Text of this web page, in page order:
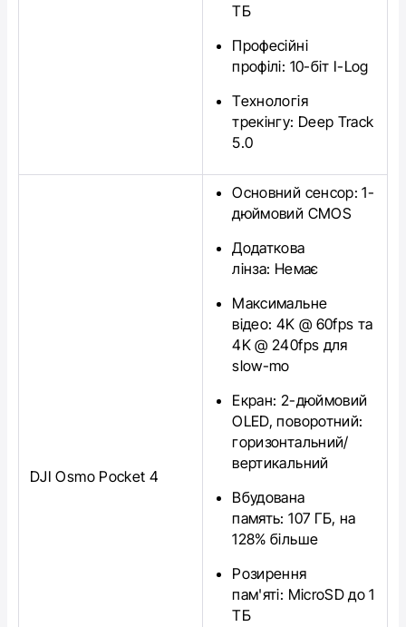
ТБ
Професійні
профілі: 10-біт I-Log
Технологія
трекінгу: Deep Track
5.0
DJI Osmo Pocket 4
Основний сенсор:1-
дюймовий CMOS
Додаткова
лінза: Немає
Максимальне
відео: 4K @ 60fps та
4K @ 240fps для
slow-mo
Екран: 2-дюймовий
OLED, поворотний:
горизонтальний/
вертикальний
Вбудована
память:107 ГБ, на
128% більше
Розирення
пам'яті: MicroSD до 1
ТБ